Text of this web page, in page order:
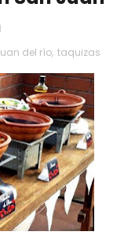
del río, taquizas